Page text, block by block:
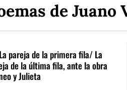
de Juano
La pareja de la primera fila/ La
de la última fila, ante la obra
y Julieta